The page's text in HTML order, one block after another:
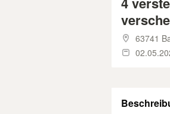
63741